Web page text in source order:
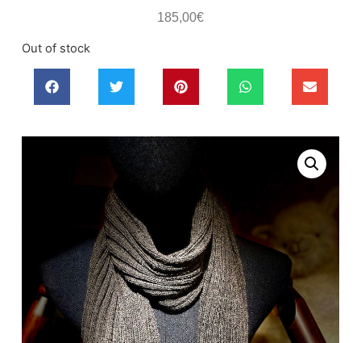
185,00€
Out of stock